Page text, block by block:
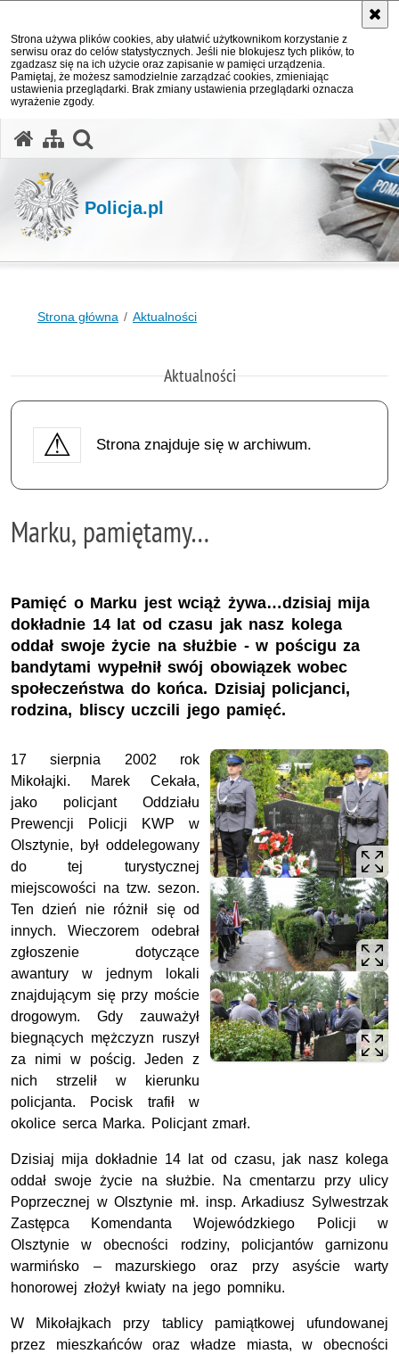
Strona używa plików cookies, aby ułatwić użytkownikom korzystanie z
serwisu oraz do celów statystycznych. Jeśli nie blokujesz tych plików, to
zgadzasz się na ich użycie oraz zapisanie w pamięci urządzenia.
Pamiętaj, że możesz samodzielnie zarządzać cookies, zmieniając
ustawienia przeglądarki. Brak zmiany ustawienia przeglądarki oznacza
wyrażenie zgody.
Policja.pl
Strona główna Aktualności
Aktualności
Strona znajduje się w archiwum.
Marku, pamiętamy…
Pamięć o Marku jest wciąż żywa…dzisiaj mija
dokładnie 14 lat od czasu jak nasz kolega
oddał swoje życie na służbie - w pościgu za
bandytami wypełnił swój obowiązek wobec
społeczeństwa do końca. Dzisiaj policjanci,
rodzina, bliscy uczcili jego pamięć.
17 sierpnia 2002 rok
Mikołajki. Marek Cekała,
jako policjant Oddziału
Prewencji Policji KWP w
Olsztynie, był oddelegowany
do tej turystycznej
miejscowości na tzw. sezon.
Ten dzień nie różnił się od
innych. Wieczorem odebrał
zgłoszenie dotyczące
awantury w jednym lokali
znajdującym się przy moście
drogowym. Gdy zauważył
biegnących mężczyzn ruszył
za nimi w pościg. Jeden z
nich strzelił w kierunku
policjanta. Pocisk trafił w
okolice serca Marka. Policjant zmarł.
Dzisiaj mija dokładnie 14 lat od czasu, jak nasz kolega
oddał swoje życie na służbie. Na cmentarzu przy ulicy
Poprzecznej w Olsztynie mł. insp. Arkadiusz Sylwestrzak
Zastępca Komendanta Wojewódzkiego Policji w
Olsztynie w obecności rodziny, policjantów garnizonu
warmińsko – mazurskiego oraz przy asyście warty
honorowej złożył kwiaty na jego pomniku.
W Mikołajkach przy tablicy pamiątkowej ufundowanej
przez mieszkańców oraz władze miasta, w obecności